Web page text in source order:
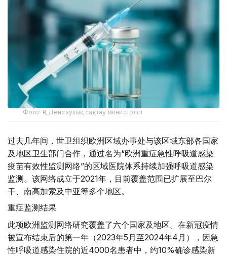
Фото: ҚР Денсаулық сақтау министрлігі
过去几年间，世卫组织欧洲区域办事处与该区域东部各国家
及地区卫生部门合作，通过名为“欧洲重症急性呼吸道感染
疫苗有效性监测网络”的区域医院体系持续加强呼吸道感染
监测。该网络成立于2021年，目前覆盖范围已扩展至巴尔
干、南高加索及中亚等多个地区。
重症监测结果
此项欧洲监测网络研究覆盖了六个国家及地区。在新冠疫情
被宣布结束后的第一年（2023年5月至2024年4月），因急
性呼吸道感染住院的近4000名患者中，约10%确诊感染新